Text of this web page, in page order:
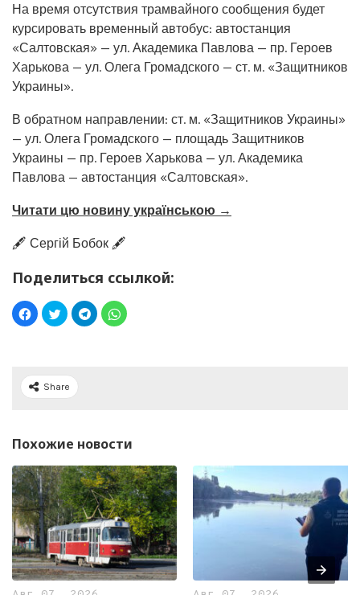
На время отсутствия трамвайного сообщения будет
курсировать временный автобус: автостанция
«Салтовская» — ул. Академика Павлова — пр. Героев
Харькова — ул. Олега Громадского — ст. м. «Защитников
Украины».
В обратном направлении: ст. м. «Защитников Украины»
— ул. Олега Громадского — площадь Защитников
Украины — пр. Героев Харькова — ул. Академика
Павлова — автостанция «Салтовская».
Читати цю новину українською →
🖋️ Сергій Бобок 🖋️
Поделиться ссылкой:
Share
Похожие новости